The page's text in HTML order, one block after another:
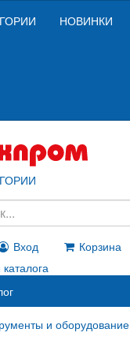
НОВИНКИ
Вход
Корзина
и оборудование